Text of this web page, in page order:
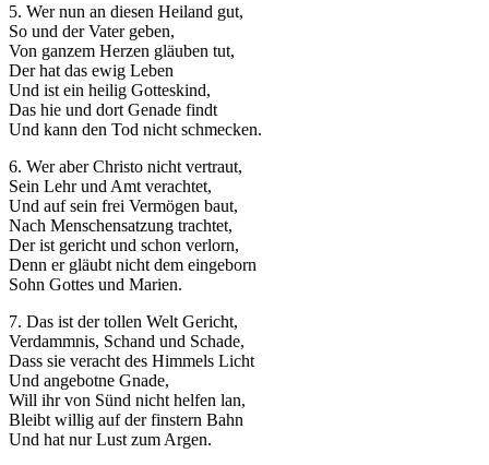
5. Wer nun an diesen Heiland gut,
So und der Vater geben,
Von ganzem Herzen gläuben tut,
Der hat das ewig Leben
Und ist ein heilig Gotteskind,
Das hie und dort Genade findt
Und kann den Tod nicht schmecken.
6. Wer aber Christo nicht vertraut,
Sein Lehr und Amt verachtet,
Und auf sein frei Vermögen baut,
Nach Menschensatzung trachtet,
Der ist gericht und schon verlorn,
Denn er gläubt nicht dem eingeborn
Sohn Gottes und Marien.
7. Das ist der tollen Welt Gericht,
Verdammnis, Schand und Schade,
Dass sie veracht des Himmels Licht
Und angebotne Gnade,
Will ihr von Sünd nicht helfen lan,
Bleibt willig auf der finstern Bahn
Und hat nur Lust zum Argen.